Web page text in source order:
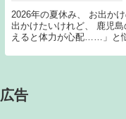
2026年の夏休み、 お出か
出かけたいけれど、 鹿児
えると体力が心配……」と
広告